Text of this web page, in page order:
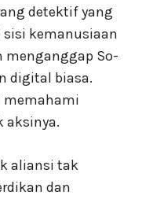
detektif yang
kemanusiaan
menganggap So-
digital biasa.
memahami
aksinya.
aliansi tak
dan